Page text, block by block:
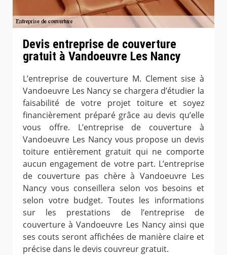
Devis entreprise de couverture
gratuit à Vandoeuvre Les Nancy
L’entreprise de couverture M. Clement sise à
Vandoeuvre Les Nancy se chargera d’étudier la
faisabilité de votre projet toiture et soyez
financièrement préparé grâce au devis qu’elle
vous offre. L’entreprise de couverture à
Vandoeuvre Les Nancy vous propose un devis
toiture entièrement gratuit qui ne comporte
aucun engagement de votre part. L’entreprise
de couverture pas chère à Vandoeuvre Les
Nancy vous conseillera selon vos besoins et
selon votre budget. Toutes les informations
sur les prestations de l’entreprise de
couverture à Vandoeuvre Les Nancy ainsi que
ses couts seront affichées de manière claire et
précise dans le devis couvreur gratuit.